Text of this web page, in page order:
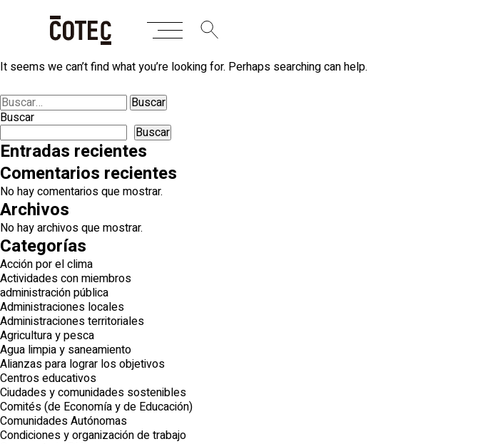
Nothing Found
It seems we can’t find what you’re looking for. Perhaps searching can help.
Buscar:
Buscar
Buscar
Entradas recientes
Comentarios recientes
No hay comentarios que mostrar.
Archivos
No hay archivos que mostrar.
Categorías
Acción por el clima
Actividades con miembros
administración pública
Administraciones locales
Administraciones territoriales
Agricultura y pesca
Agua limpia y saneamiento
Alianzas para lograr los objetivos
Centros educativos
Ciudades y comunidades sostenibles
Comités (de Economía y de Educación)
Comunidades Autónomas
Condiciones y organización de trabajo